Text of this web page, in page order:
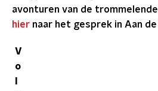
avonturen van de
hier naar het gesprek in Aan de
V
o